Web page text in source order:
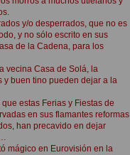
y/o desperrados, que no es
y no sólo escrito en sus
de la Cadena, para los
vecina Casa de Solá, la
y buen tino pueden dejar a la
estas Ferias y Fiestas de
en sus flamantes reformas
han precavido en dejar
mágico en Eurovisión en la